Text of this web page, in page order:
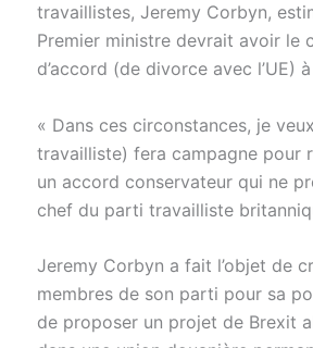
travaillistes, Jeremy Corbyn,
Premier ministre devrait avoir le
d’accord (de divorce avec l’UE)
« Dans ces circonstances, je
travailliste) fera campagne pour
un accord conservateur qui ne
chef du parti travailliste
Jeremy Corbyn a fait l’objet de
membres de son parti pour sa
de proposer un projet de Brexit